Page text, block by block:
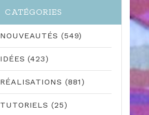
CATÉGORIES
NOUVEAUTÉS (549)
IDÉES (423)
RÉALISATIONS (881)
TUTORIELS (25)